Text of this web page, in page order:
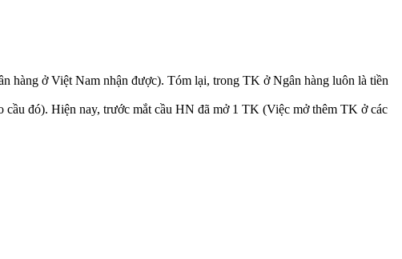
hàng ở Việt Nam nhận được). Tóm lại, trong TK ở Ngân hàng luôn là tiền
đó). Hiện nay, trước mắt cầu HN đã mở 1 TK (Việc mở thêm TK ở các